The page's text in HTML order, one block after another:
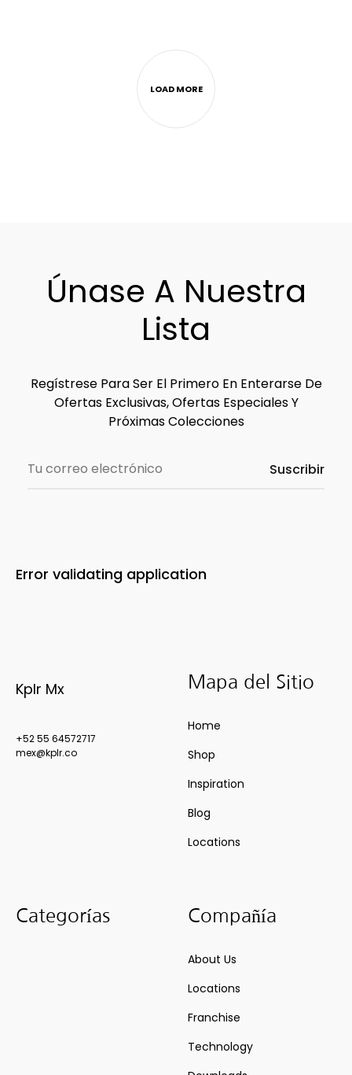
LOAD MORE
Únase A Nuestra
Lista
Regístrese Para Ser El Primero En Enterarse De
Ofertas Exclusivas, Ofertas Especiales Y
Próximas Colecciones
Error validating application
Kplr Mx
+52 55 64572717
mex@kplr.co
Mapa del Sitio
Home
Shop
Inspiration
Blog
Locations
Categorías Compañía
About Us
Locations
Franchise
Technology